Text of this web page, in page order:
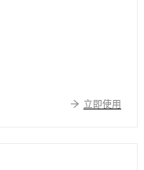
立即使用